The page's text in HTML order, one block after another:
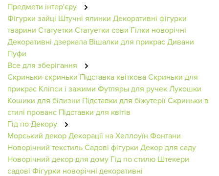
Предмети інтер'єру
Фігурки зайці Штучні ялинки Декоративні фігурки
тварини Статуетки Статуетки сови Гілки новорічні
Декоративні дзеркала Вішалки для прикрасДивани
Пуфи
Все для зберігання
Скриньки-скриньки Підставка квітковаСкриньки для
прикрас Кліпси і зажими Футляры для ручекЛукошки
Кошики для білизни Підставки для біжутеріїСкриньки в
стилі прованс Підставки для квітів
Гід по Декору
Морський декорДекорації на Хеллоуїн Фонтани
Новорічний текстильСадові фігурки Декор для саду
Новорічний декор для дому Гід по стилю Штекери
садові Фігурки новорічні декоративні